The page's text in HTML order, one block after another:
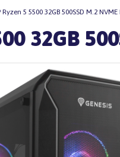
Ryzen 5 5500 32GB 500SSD M.2
32GB